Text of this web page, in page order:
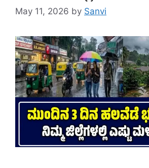
May 11, 2026 by Sanvi